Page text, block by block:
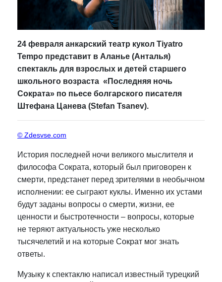
24 февраля анкарский театр кукол Tiyatro
Tempo представит в Аланье (Анталья)
спектакль для взрослых и детей старшего
школьного возраста «Последняя ночь
Сократа» по пьесе болгарского писателя
Штефана Цанева (Stefan Tsanev).
© Zdesvse.com
История последней ночи великого мыслителя и
философа Сократа, который был приговорен к
смерти, предстанет перед зрителями в необычном
исполнении: ее сыграют куклы. Именно их устами
будут заданы вопросы о смерти, жизни, ее
ценности и быстротечности – вопросы, которые
не теряют актуальность уже несколько
тысячелетий и на которые Сократ мог знать
ответы.
Музыку к спектаклю написал известный турецкий